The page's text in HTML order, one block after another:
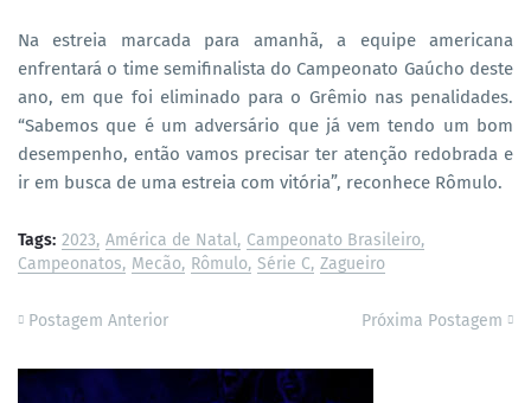
Na estreia marcada para amanhã, a equipe americana
enfrentará o time semifinalista do Campeonato Gaúcho deste
ano, em que foi eliminado para o Grêmio nas penalidades.
“Sabemos que é um adversário que já vem tendo um bom
desempenho, então vamos precisar ter atenção redobrada e
ir em busca de uma estreia com vitória”, reconhece Rômulo.
Tags: 2023 América de Natal Campeonato Brasileiro
Campeonatos Mecão Rômulo Série C Zagueiro
Postagem Anterior Próxima Postagem